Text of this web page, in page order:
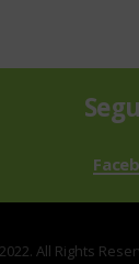
2022. All Rights